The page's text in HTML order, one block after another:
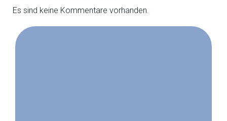
Es sind keine Kommentare vorhanden.